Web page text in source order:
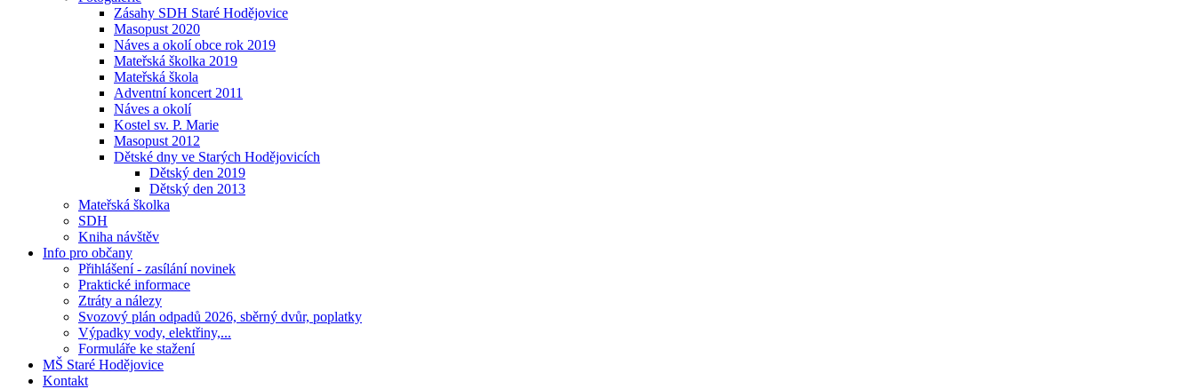
Zásahy SDH Staré Hodějovice
Masopust 2020
Náves a okolí obce rok 2019
Mateřská školka 2019
Mateřská škola
Adventní koncert 2011
Náves a okolí
Kostel sv. P. Marie
Masopust 2012
Dětské dny ve Starých Hodějovicích
Dětský den 2019
Dětský den 2013
Mateřská školka
SDH
Kniha návštěv
Info pro občany
Přihlášení - zasílání novinek
Praktické informace
Ztráty a nálezy
Svozový plán odpadů 2026, sběrný dvůr, poplatky
Výpadky vody, elektřiny,...
Formuláře ke stažení
MŠ Staré Hodějovice
Kontakt